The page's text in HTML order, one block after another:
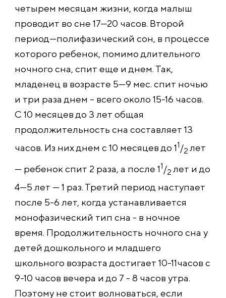
четырем месяцам жизни, когда малыш
проводит во сне 17—20 часов. Второй
период—полифазический сон, в процессе
которого ребенок, помимо длительного
ночного сна, спит еще и днем. Так,
младенец в возрасте 5—9 мес. спит ночью
и три раза днем – всего около 15-16 часов.
С 10 месяцев до 3 лет общая
продолжительность сна составляет 13
часов. Из них днем с 10 месяцев до 11/2 лет
— ребенок спит 2 раза, а после 11/2 лет и до
4—5 лет — 1 раз. Третий период наступает
после 5-6 лет, когда устанавливается
монофазический тип сна - в ночное
время. Продолжительность ночного сна у
детей дошкольного и младшего
школьного возраста достигает 10-11часов с
9-10 часов вечера и до 7 - 8 часов утра.
Поэтому не стоит волноваться, если